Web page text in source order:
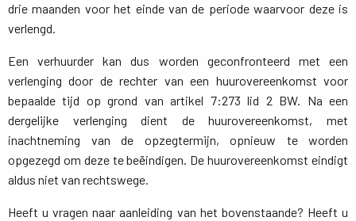
drie maanden voor het einde van de periode waarvoor deze is
verlengd.
Een verhuurder kan dus worden geconfronteerd met een
verlenging door de rechter van een huurovereenkomst voor
bepaalde tijd op grond van artikel 7:273 lid 2 BW. Na een
dergelijke verlenging dient de huurovereenkomst, met
inachtneming van de opzegtermijn, opnieuw te worden
opgezegd om deze te beëindigen. De huurovereenkomst eindigt
aldus niet van rechtswege.
Heeft u vragen naar aanleiding van het bovenstaande? Heeft u